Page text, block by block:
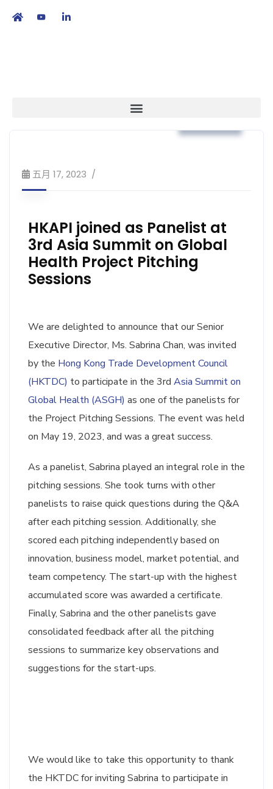
五月 17, 2023
HKAPI joined as Panelist at
3rd Asia Summit on Global
Health Project Pitching
Sessions
We are delighted to announce that our Senior
Executive Director, Ms. Sabrina Chan, was invited
by the Hong Kong Trade Development Council
(HKTDC) to participate in the 3rd Asia Summit on
Global Health (ASGH) as one of the panelists for
the Project Pitching Sessions. The event was held
on May 19, 2023, and was a great success.
As a panelist, Sabrina played an integral role in the
pitching sessions. She took turns with other
panelists to raise quick questions during the Q&A
after each pitching session. Additionally, she
scored each pitching independently based on
innovation, business model, market potential, and
team competency. The start-up with the highest
accumulated score was awarded a certificate.
Finally, Sabrina and the other panelists gave
consolidated feedback after all the pitching
sessions to summarize key observations and
suggestions for the start-ups.
We would like to take this opportunity to thank
the HKTDC for inviting Sabrina to participate in